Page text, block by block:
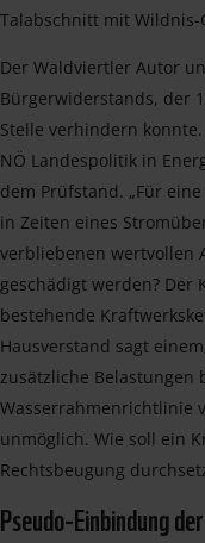
Talabschnitt mit Wildnis-
Der Waldviertler Autor
Bürgerwiderstands, der
Stelle verhindern
NÖ Landespolitik in
dem Prüfstand. „Für
in Zeiten eines
verbliebenen wertvollen
geschädigt werden?
bestehende
Hausverstand sagt
zusätzliche Belastungen
Wasserrahmenrichtlinie
unmöglich. Wie soll ein
Rechtsbeugung
Pseudo-Einbindung